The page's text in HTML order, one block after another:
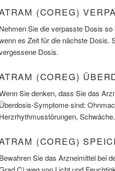
(COREG)
Nehmen Sie die verpasste Dosis
es Zeit für die nächste Dosis.
Dosis.
(COREG)
Sie denken, dass Sie das
Überdosis-Symptome sind:
Herzrhythmusstörungen, Schwäche.
(COREG)
Bewahren Sie das Arzneimittel bei